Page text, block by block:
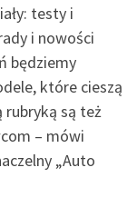
testy i
i nowości
będziemy
które cieszą
rubryką są też
– mówi
„Auto